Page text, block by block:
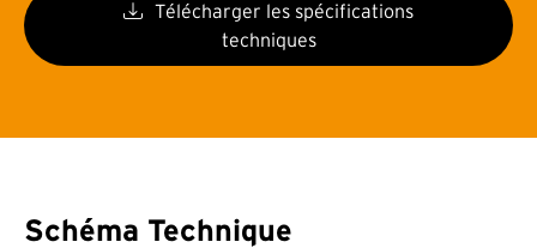
Télécharger les spécifications
techniques
Schéma Technique